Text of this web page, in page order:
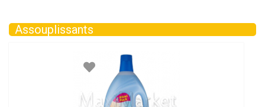
Assouplissants